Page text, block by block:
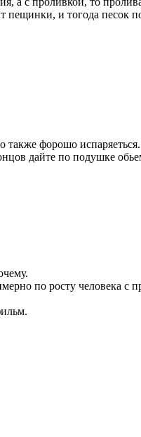
и тогода песок
форошо
дайте по подушке
по росту человека с